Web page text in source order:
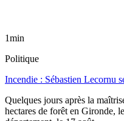
1min
Politique
Incendie : Sébastien Lecornu
Quelques jours après la
hectares de forêt en Gironde,